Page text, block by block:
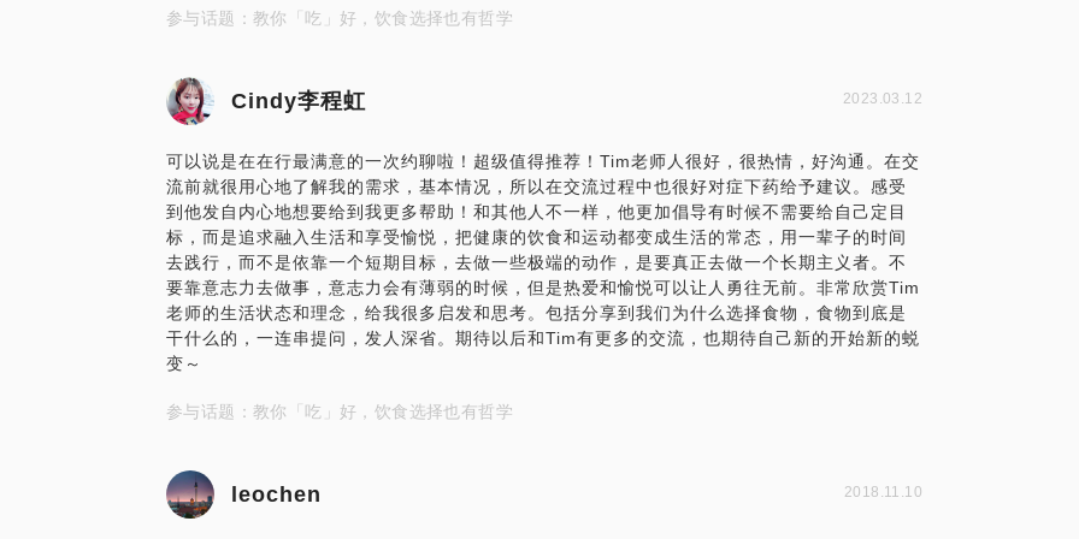
参与话题：教你「吃」好，饮食选择也有哲学
Cindy李程虹 2023.03.12
可以说是在在行最满意的一次约聊啦！超级值得推荐！Tim老师人很好，很热情，好沟通。在交
流前就很用心地了解我的需求，基本情况，所以在交流过程中也很好对症下药给予建议。感受
到他发自内心地想要给到我更多帮助！和其他人不一样，他更加倡导有时候不需要给自己定目
标，而是追求融入生活和享受愉悦，把健康的饮食和运动都变成生活的常态，用一辈子的时间
去践行，而不是依靠一个短期目标，去做一些极端的动作，是要真正去做一个长期主义者。不
要靠意志力去做事，意志力会有薄弱的时候，但是热爱和愉悦可以让人勇往无前。非常欣赏Tim
老师的生活状态和理念，给我很多启发和思考。包括分享到我们为什么选择食物，食物到底是
干什么的，一连串提问，发人深省。期待以后和Tim有更多的交流，也期待自己新的开始新的蜕
变～
参与话题：教你「吃」好，饮食选择也有哲学
leochen 2018.11.10